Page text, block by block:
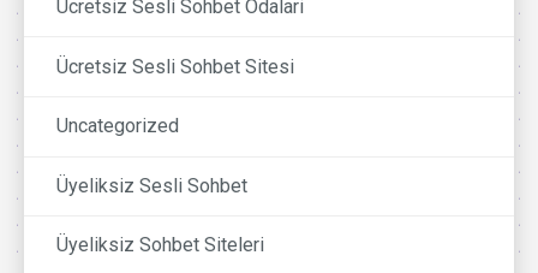
Ücretsiz Sesli Sohbet Odalari
Ücretsiz Sesli Sohbet Sitesi
Uncategorized
Üyeliksiz Sesli Sohbet
Üyeliksiz Sohbet Siteleri